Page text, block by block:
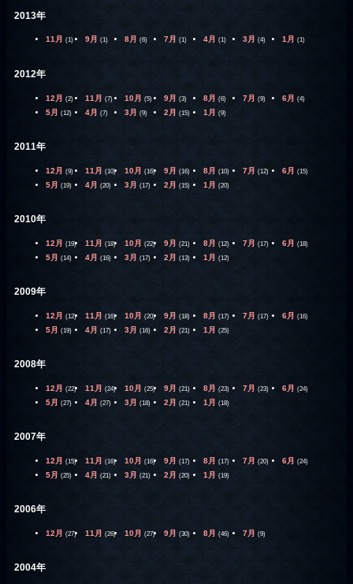
2013年
11月 (1) 9月 (1) 8月 (6) 7月 (1) 4月 (1) 3月 (4) 1月 (1)
2012年
12月 (2) 11月 (7) 10月 (5) 9月 (3) 8月 (6) 7月 (9) 6月 (4)
5月 (12) 4月 (7) 3月 (9) 2月 (15) 1月 (9)
2011年
12月 (9) 11月 (10) 10月 (16) 9月 (16) 8月 (10) 7月 (12) 6月 (15)
5月 (19) 4月 (20) 3月 (17) 2月 (15) 1月 (20)
2010年
12月 (19) 11月 (18) 10月 (22) 9月 (21) 8月 (12) 7月 (17) 6月 (18)
5月 (14) 4月 (16) 3月 (17) 2月 (13) 1月 (12)
2009年
12月 (12) 11月 (16) 10月 (20) 9月 (18) 8月 (17) 7月 (17) 6月 (16)
5月 (19) 4月 (17) 3月 (16) 2月 (21) 1月 (25)
2008年
12月 (22) 11月 (24) 10月 (25) 9月 (21) 8月 (23) 7月 (23) 6月 (24)
5月 (27) 4月 (27) 3月 (18) 2月 (21) 1月 (18)
2007年
12月 (15) 11月 (16) 10月 (16) 9月 (17) 8月 (17) 7月 (20) 6月 (24)
5月 (25) 4月 (21) 3月 (21) 2月 (20) 1月 (19)
2006年
12月 (27) 11月 (26) 10月 (27) 9月 (30) 8月 (46) 7月 (9)
2004年